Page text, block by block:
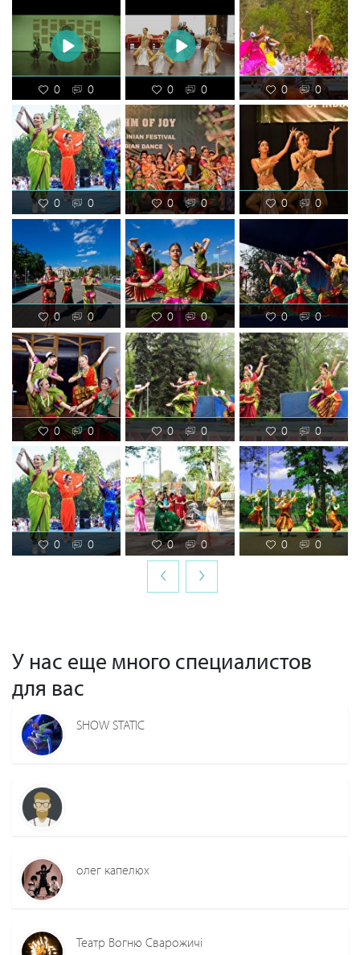
0 0 0 0 0 0
0 0 0 0 0 0
0 0 0 0 0 0
0 0 0 0 0 0
0 0 0 0 0 0
‹ ›
У нас еще много специалистов
для вас
SHOW STATIC
олег капелюх
Театр Вогню Сварожичі